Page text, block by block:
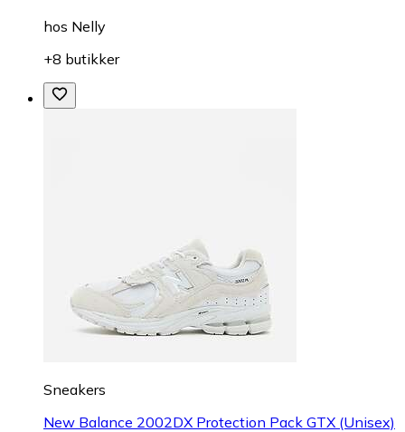
hos Nelly
+8 butikker
Sneakers
New Balance 2002DX Protection Pack GTX (Unisex)